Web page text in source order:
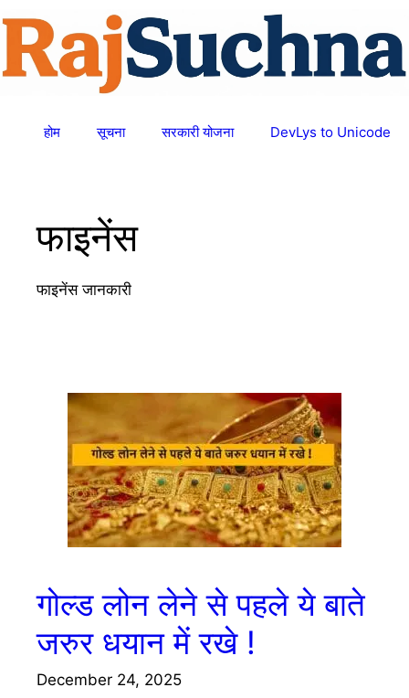
content
होम सूचना सरकारी योजना DevLys to Unicode
फाइनेंस
फाइनेंस जानकारी
गोल्ड लोन लेने से पहले ये बाते
जरुर धयान में रखे !
December 24, 2025